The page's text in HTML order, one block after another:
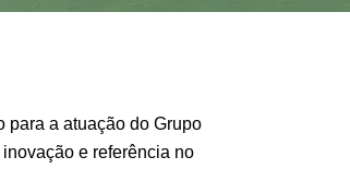
para a atuação do Grupo
e referência no